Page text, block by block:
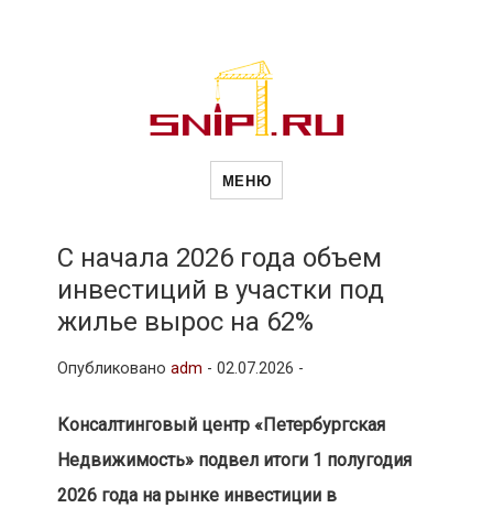
Новости
и
другие связанные со стройкой
рубрики
МЕНЮ
С начала 2026 года объем
инвестиций в участки под
жилье вырос на 62%
Опубликовано adm - 02.07.2026 -
Консалтинговый центр «Петербургская
Недвижимость» подвел итоги 1 полугодия
2026 года на рынке инвестиции в